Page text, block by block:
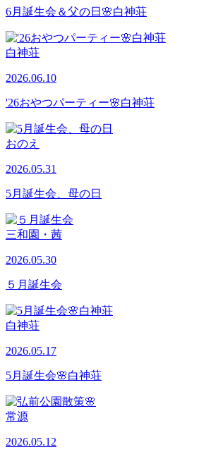
6月誕生会＆父の日🌸白神荘
白神荘
2026.06.10
'26おやつパーティー🌸白神荘
おのえ
2026.05.31
5月誕生会、母の日
三和園・茜
2026.05.30
５月誕生会
白神荘
2026.05.17
5月誕生会🌸白神荘
常源
2026.05.12